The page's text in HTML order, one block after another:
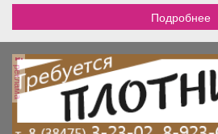
Подробнее
реклама